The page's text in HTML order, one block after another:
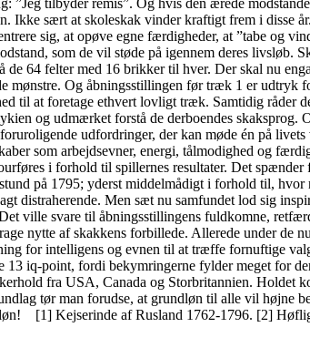
Ikke sært at skoleskak vinder kraftigt frem i disse
sig, at opøve egne færdigheder, at ”tabe og
som de vil støde på igennem deres livsløb.
64 felter med 16 brikker til hver. Der skal nu
Og åbningsstillingen før træk 1 er
til at foretage ethvert lovligt træk. Samtidig råder
og udmærket forstå de derboendes skaksprog.
udfordringer, der kan møde én på
som arbejdsevner, energi, tålmodighed og
i forhold til spillernes resultater. Det
på 1795; yderst middelmådigt i forhold til,
distraherende. Men sæt nu samfundet lod sig
ville svare til åbningsstillingens fuldkomne,
nytte af skakkens forbillede. Allerede under de
for intelligens og evnen til at træffe fornuftige
iq-point, fordi bekymringerne fylder meget for
fra USA, Canada og Storbritannien. Holdet
tør man forudse, at grundløn til alle vil højne
[1] Kejserinde af Rusland 1762-1796. [2]